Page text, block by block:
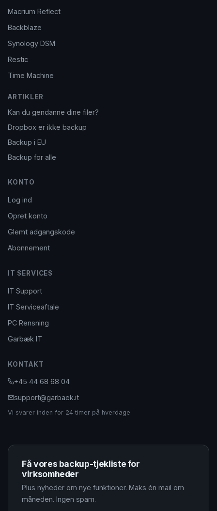
Macrium Reflect
Backblaze
Synology DSM
Restic
Time Machine
ARTIKLER
Kan du gendanne dine filer?
Dropbox er ikke backup
Backup i EU
Backup for alle
KONTO
Log ind
Opret konto
Glemt adgangskode
Abonnement
IT SERVICES
IT Support
IT Serviceaftale
PC Rensning
Garbæk IT
KONTAKT
+45 44 68 68 04
support@garbaek.it
Vi svarer inden for 24 timer på hverdage
Få vores backup-tjekliste for
virksomheder
Plus nyheder om nye funktioner. Maks én mail om
måneden. Ingen spam.